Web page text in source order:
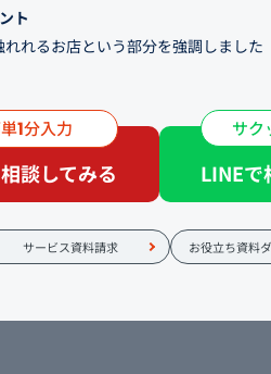
ト
れるお店という部分を強調しました
に優しくというのを全てに意識されて
みました。
1分入力
談してみる
サク
LINEで
サービス資料請求 お役立ち資料